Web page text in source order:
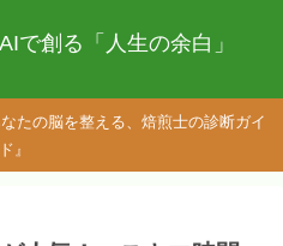
で創る「人生の余白」
たの脳を整える、焙煎士の診断ガイ
ド』